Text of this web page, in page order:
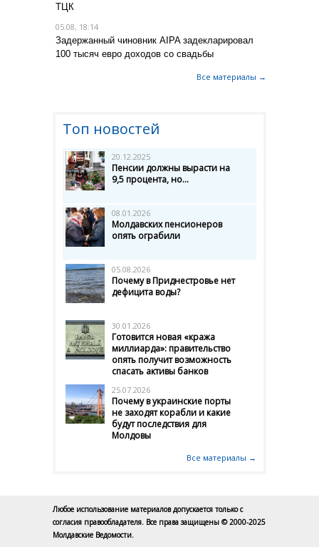
ТЦК
05.08, 18:14
Задержанный чиновник AIPA задекларировал
100 тысяч евро доходов со свадьбы
Все материалы →
Топ новостей
20.12.2025
Пенсии должны вырасти на
9,5 процента, но...
08.01.2026
Молдавских пенсионеров
опять ограбили
05.08.2026
Почему в Приднестровье нет
дефицита воды?
30.01.2026
Готовится новая «кража
миллиарда»: правительство
опять получит возможность
спасать активы банков
25.07.2026
Почему в украинские порты
не заходят корабли и какие
будут последствия для
Молдовы
Все материалы →
Любое использование материалов допускается только с
согласия правообладателя. Все права защищены © 2000-2025
Молдавские Ведомости.